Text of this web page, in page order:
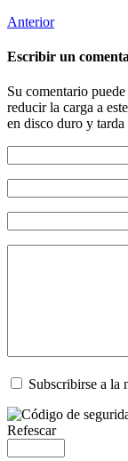
Anterior
Escribir un
Su comentario
reducir la carga a
en disco duro y
Subscribirse a la
Refescar